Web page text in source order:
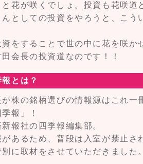
花が咲くでしょ。投資も花咲道
としての投資をやろうと、こう
資をすることで世の中に花を咲か
会長の投資道なのです！！
とは？
が株の銘柄選びの情報源はこれ一
季報」！
報社の四季報編集部。
あるため、普段は入室が禁止さ
に取材をさせていただきました。